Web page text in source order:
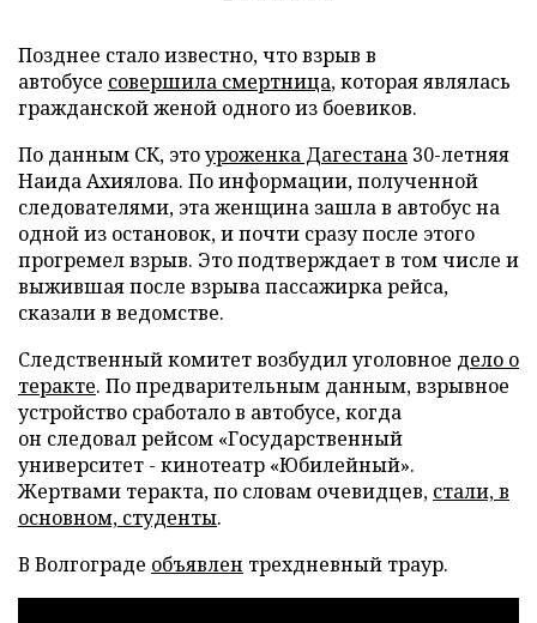
Позднее стало известно, что взрыв в
автобусе совершила смертница, которая являлась
гражданской женой одного из боевиков.
По данным СК, этоуроженка Дагестана 30-летняя
Наида Ахиялова. По информации, полученной
следователями, эта женщина зашла в автобус на
одной из остановок, и почти сразу после этого
прогремел взрыв. Это подтверждает в том числе и
выжившая после взрыва пассажирка рейса,
сказали в ведомстве.
Следственный комитет возбудил уголовное дело о
теракте. По предварительным данным, взрывное
устройство сработало в автобусе, когда
он следовал рейсом «Государственный
университет - кинотеатр «Юбилейный».
Жертвами теракта, по словам очевидцев, стали, в
основном, студенты.
В Волгограде объявлен трехдневный траур.